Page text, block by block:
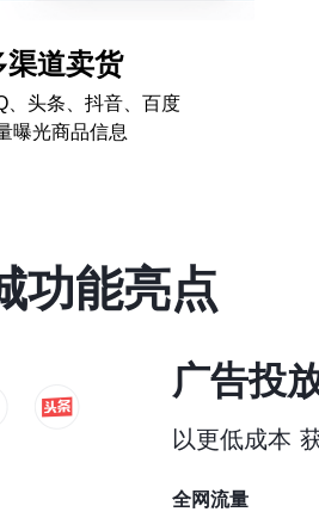
渠道卖货
、头条、抖音、百度
曝光商品信息
功能亮点
广告投
以更低成本
全网流量